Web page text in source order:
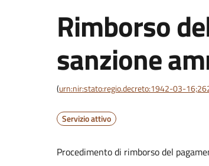
Rimborso
sanzione
(urn:nir:stato:regio.decreto:1942-03-
Servizio attivo
Procedimento di rimborso del